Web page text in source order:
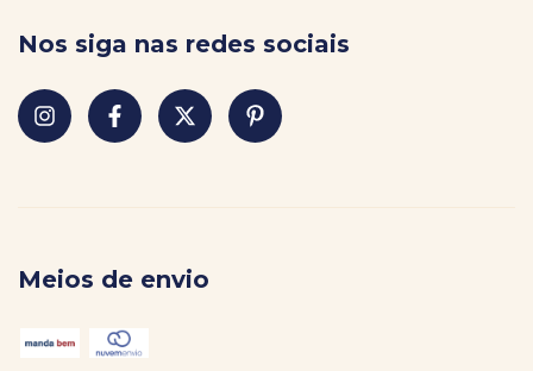
Nos siga nas redes sociais
Meios de envio